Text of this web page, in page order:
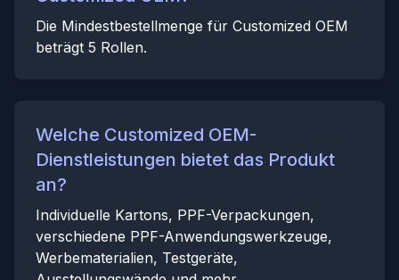
Die Mindestbestellmenge für Customized OEM
beträgt 5 Rollen.
Welche Customized OEM-
Dienstleistungen bietet das Produkt
an?
Individuelle Kartons, PPF-Verpackungen,
verschiedene PPF-Anwendungswerkzeuge,
Werbematerialien, Testgeräte,